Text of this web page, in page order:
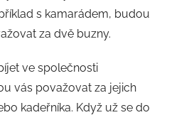
s kamarádem, budou
za dvě buzny.
ve společnosti
vás považovat za jejich
kadeřníka. Když už se do